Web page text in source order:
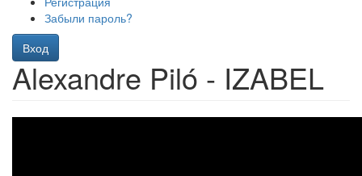
Забыли пароль?
Вход
Alexandre Piló - IZABEL